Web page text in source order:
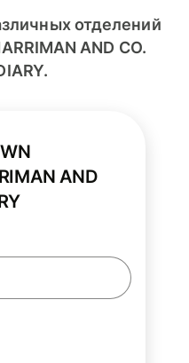
отделений
AND CO.
AND